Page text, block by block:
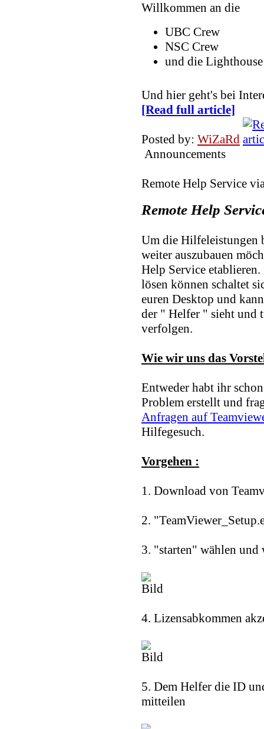
Willkommen an die
UBC Crew
NSC Crew
und die Lighthouse
Und hier geht's bei
[Read full article]
Posted by: WiZaRd
Announcements
Remote Help Service
Remote Help
Um die Hilfeleistungen
weiter auszubauen
Help Service
lösen können schaltet
euren Desktop und
der " Helfer " sieht und
verfolgen.
Wie wir uns das
Entweder habt ihr
Problem erstellt und
Anfragen auf
Hilfegesuch.
Vorgehen :
1. Download von
2.
3. "starten" wählen
4. Lizensabkommen
5. Dem Helfer die ID
mitteilen